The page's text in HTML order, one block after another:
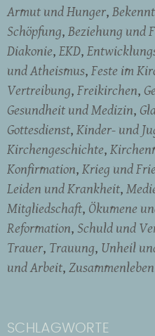
Armut und Hunger
Schöpfung Beziehung und
Diakonie EKD
und Atheismus Feste im
Vertreibung Freikirchen
Gesundheit und Medizin
Gottesdienst Kinder- und
Kirchengeschichte
Konfirmation Krieg und
Leiden und Krankheit
Mitgliedschaft Ökumene
Reformation Schuld und
Trauer Trauung Unheil
und Arbeit
SCHLAGWORTE